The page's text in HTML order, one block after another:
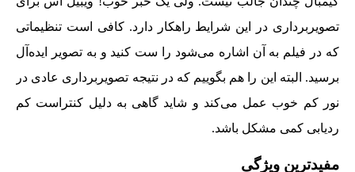
تصویربرداری در این شرایط راهکار دارد. کافی است تنظیماتی
که در فیلم به آن اشاره می‌شود را ست کنید و به تصویر ایده‌آل
برسید. البته این را هم بگوییم که در نتیجه تصویربرداری عادی در
نور کم خوب عمل می‌کند و شاید گاهی به دلیل کنتراست کم
ردیابی کمی مشکل باشد.
مفیدترین ویژگی